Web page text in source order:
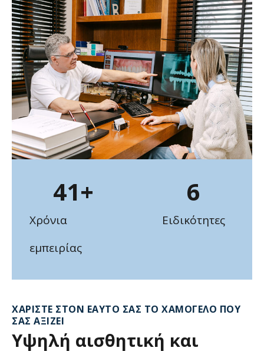
ΧΑΡΊΣΤΕ ΣΤΟΝ ΕΑΥΤΌ ΣΑΣ ΤΟ ΧΑΜΌΓΕΛΟ ΠΟΥ
ΣΑΣ ΑΞΊΖΕΙ
Υψηλή αισθητική και
Χρόνια
εμπειρίας
41+
Ειδικότητες
6